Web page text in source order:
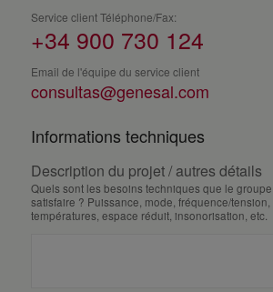
Service client Téléphone/Fax:
+34 900 730 124
Email de l'équipe du service client
consultas@genesal.com
Informations techniques
Description du projet / autres détails
Quels sont les besoins techniques que le
satisfaire ? Puissance, mode, fréquence/
températures, espace réduit, insonorisation, etc.